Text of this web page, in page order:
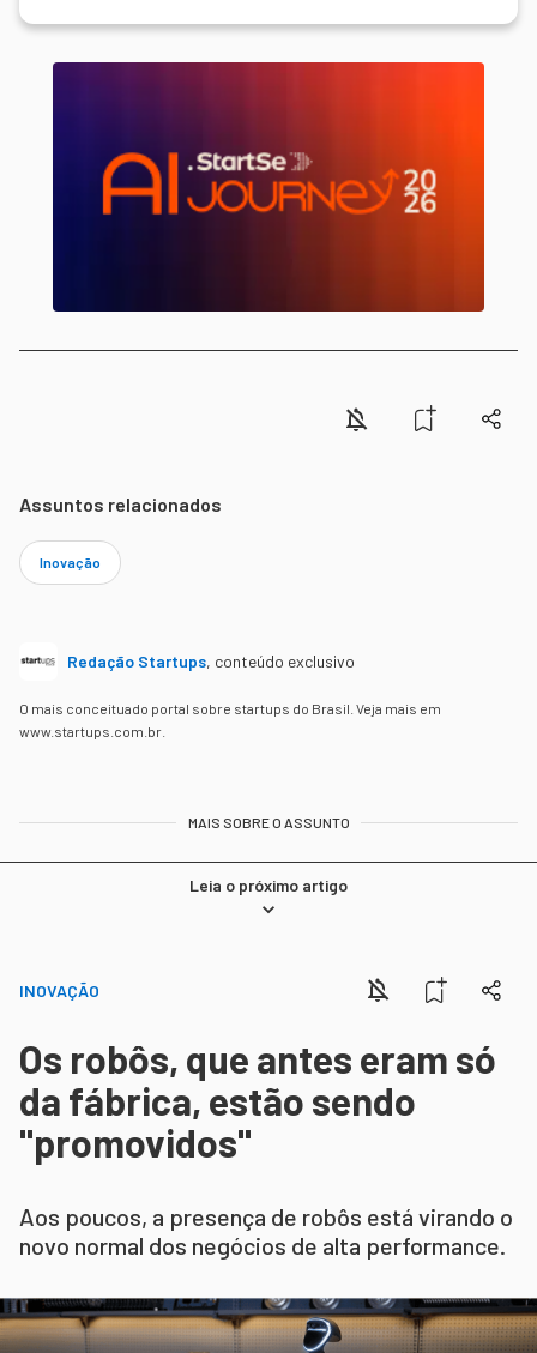
Assuntos relacionados
Inovação
Redação Startups, conteúdo exclusivo
O mais conceituado portal sobre startups do Brasil. Veja mais em
www.startups.com.br.
MAIS SOBRE O ASSUNTO
Leia o próximo artigo
INOVAÇÃO
Os robôs, que antes eram só
da fábrica, estão sendo
"promovidos"
Aos poucos, a presença de robôs está virando o
novo normal dos negócios de alta performance.